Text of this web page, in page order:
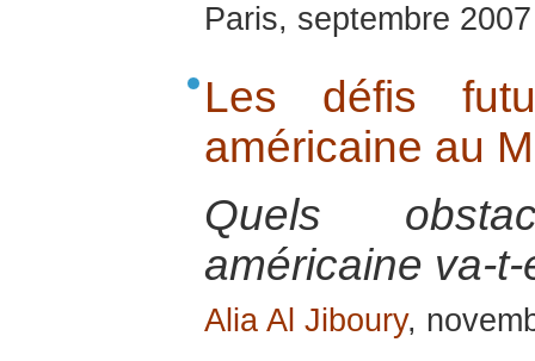
Paris, septembre 2007
Les défis
américaine au
Quels
américaine va-
Alia Al Jiboury,